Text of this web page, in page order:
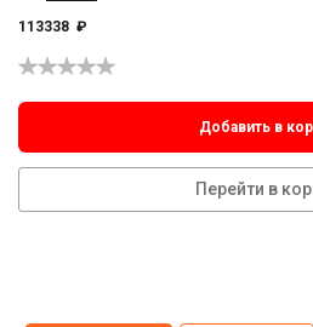
113338 ₽
Добавить в
Перейти в